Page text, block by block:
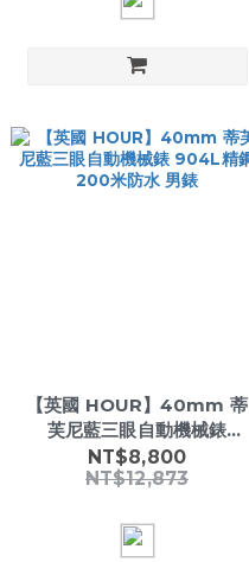
【英國 HOUR】40mm 蒂
芙尼藍三眼自動機械錶
904L精鋼 200米防水 男錶
NT$8,800
NT$12,873